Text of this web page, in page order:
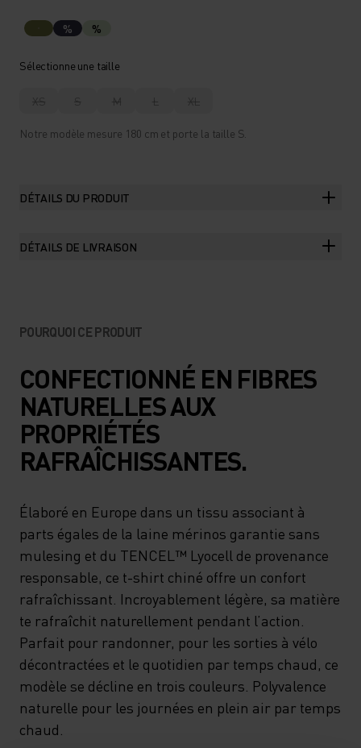
% %
Sélectionne une taille
XS S M L XL
Notre modèle mesure 180 cm et porte la taille S.
DÉTAILS DU PRODUIT
DÉTAILS DE LIVRAISON
POURQUOI CE PRODUIT
CONFECTIONNÉ EN FIBRES
NATURELLES AUX
PROPRIÉTÉS
RAFRAÎCHISSANTES.
Élaboré en Europe dans un tissu associant à
parts égales de la laine mérinos garantie sans
mulesing et du TENCEL™ Lyocell de provenance
responsable, ce t-shirt chiné offre un confort
rafraîchissant. Incroyablement légère, sa matière
te rafraîchit naturellement pendant l’action.
Parfait pour randonner, pour les sorties à vélo
décontractées et le quotidien par temps chaud, ce
modèle se décline en trois couleurs. Polyvalence
naturelle pour les journées en plein air par temps
chaud.